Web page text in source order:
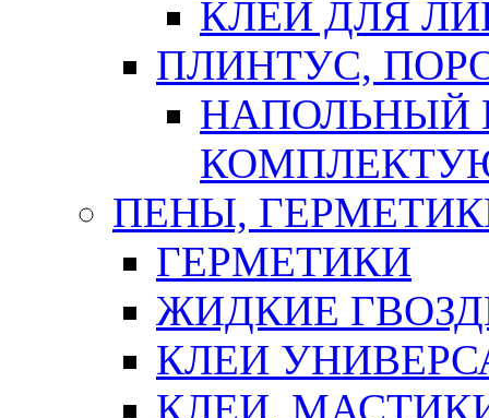
КЛЕЙ ДЛЯ
ПЛИНТУС,
НАПОЛЬНЫЙ
ПЕНЫ,
ГЕРМЕТИКИ
ЖИДКИЕ
КЛЕИ